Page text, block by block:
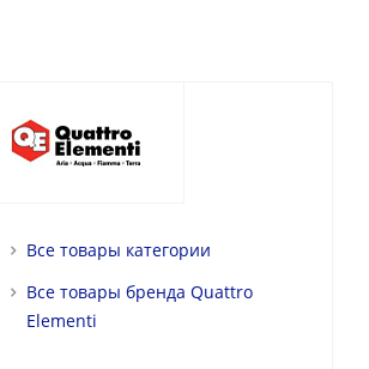
Все товары категории
Все товары бренда Quattro
Elementi